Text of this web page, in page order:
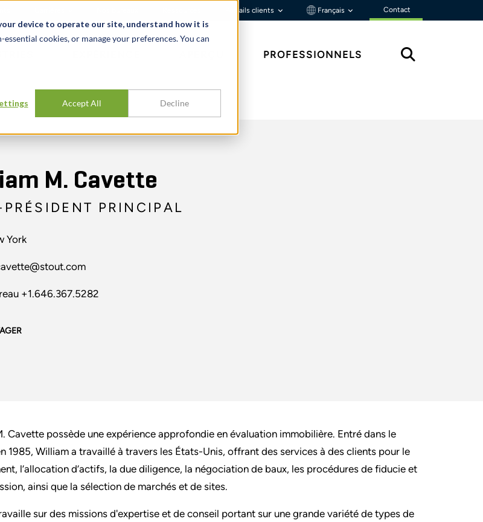
device to operate our site, understand how it is
cookies, or manage your preferences. You can
Accept All Decline
Portails clients Français Contact
PROFESSIONNELS
M. Cavette
PRINCIPAL
York
+1.646.367.5282
Cavette possède une expérience approfondie en évaluation immobilière. Entré dans le
1985, William a travaillé à travers les États-Unis, offrant des services à des clients pour le
l’allocation d’actifs, la due diligence, la négociation de baux, les procédures de fiducie et
ainsi que la sélection de marchés et de sites.
sur des missions d'expertise et de conseil portant sur une grande variété de types de